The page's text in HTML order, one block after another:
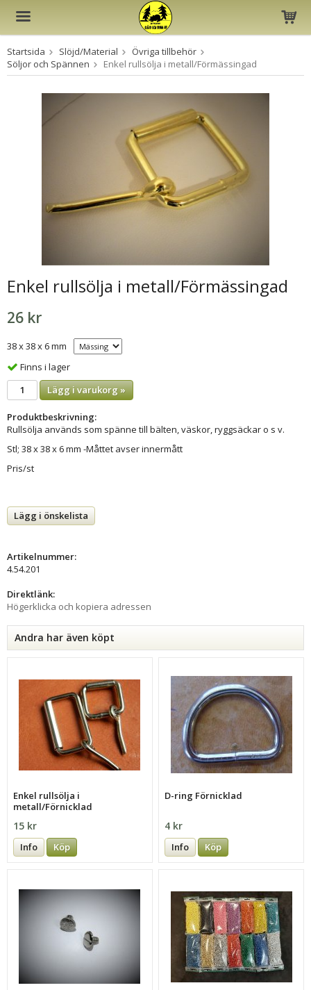
Produkten har blivit tillagd i varukorgen
Startsida Slöjd/Material
Övriga tillbehör
Söljor och Spännen
Enkel rullsölja i metall/Förmässingad
Enkel rullsölja i metall/Förmässingad
26 kr
38 x 38 x 6 mm
Finns i lager
Lägg i varukorg »
Produktbeskrivning:
Rullsölja används som spänne till bälten, väskor, ryggsäckar o s v.
Stl; 38 x 38 x 6 mm -Måttet avser innermått
Pris/st
Lägg i önskelista
Artikelnummer:
4.54.201
Direktlänk:
Högerklicka och kopiera adressen
Andra har även köpt
Enkel rullsölja i
metall/Förnicklad
15 kr
Info Köp
D-ring Förnicklad
4 kr
Info Köp